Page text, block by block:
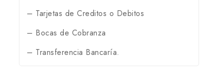
– Tarjetas de Creditos o Debitos
– Bocas de Cobranza
– Transferencia Bancaría.